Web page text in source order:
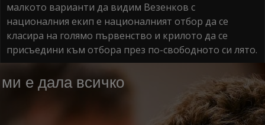
малкото варианти да видим Везенков с
националния екип е националният отбор да се
класира на голямо първенство и крилото да се
присъедини към отбора през по-свободното си лято.